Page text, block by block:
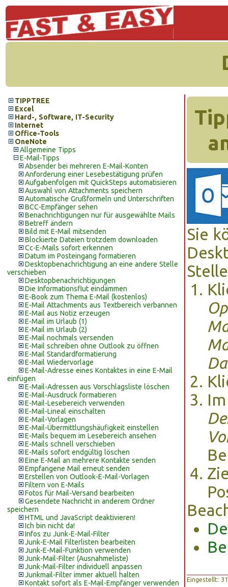
TIPPTREE
Excel
Hard-, Software, IT-Security
Internet
Office-Tools
OneNote
Allgemeine Tipps
E-Mail-Tipps
Absender bei mehreren E-Mail-Konten
Anforderung einer Lesebestätigung prüfen
Aufgabenfolgen mit QuickSteps automatisieren
Auswahl von Attachments speichern
Automatische Grußformeln und Unterschriften
BCC-Empfänger sehen
Benachrichtigungen nur für ausgewählte Mails
Betreff ändern
Bild mit E-Mail mitsenden
Blockierte Dateien trotzdem downloaden
Cc-E-Mails sofort erkennen
Datum im Posteingang formatieren
Desktopbenachrichtigung an eine andere Stelle
verschieben
Desktopbenachrichtigungen
Die Informationsflut eindämmen
E-Book zum Thema E-Mail (kostenlos)
E-Mail Attachments aus Textbereich verbannen
E-Mail aus Notiz erzeugen
E-Mail im Urlaub (1)
E-Mail im Urlaub (2)
E-Mail nochmals versenden
E-Mail schreiben ohne Outlook zu öffnen
E-Mail Standardformatierung
E-Mail Wiedervorlage
E-Mail-Adresse eines Kontaktes in eine E-Mail
einfügen
E-Mail-Adressen aus Vorschlagsliste löschen
E-Mail-Ausdruck formatieren
E-Mail-Lesebereich verwenden
E-Mail-Lineal einschalten
E-Mail-Vorlagen
E-Mail-Übermittlungshäufigkeit einstellen
E-Mails bequem im Lesebereich ansehen
E-Mails schnell verschieben
E-Mails sofort endgültig löschen
Eine E-Mail an mehrere Kontakte senden
Empfangene Mail erneut senden
Erstellen von Outlook-E-Mail-Vorlagen
Filtern von E-Mails
Fotos für Mail-Versand bearbeiten
Gesendete Nachricht in anderem Ordner
speichern
HTML und JavaScript deaktivieren!
Ich bin nicht da!
Infos zu Junk-E-Mail-Filter
Junk-E-Mail Filterlisten bearbeiten
Junk-E-Mail-Funktion verwenden
Junk-Mail-Filter (Ausnahmeliste)
Junk-Mail-Filter individuell anpassen
Junkmail-Filter immer aktuell halten
Kontakt sofort als E-Mail-Empfänger verwenden
Sie
Eingestellt: